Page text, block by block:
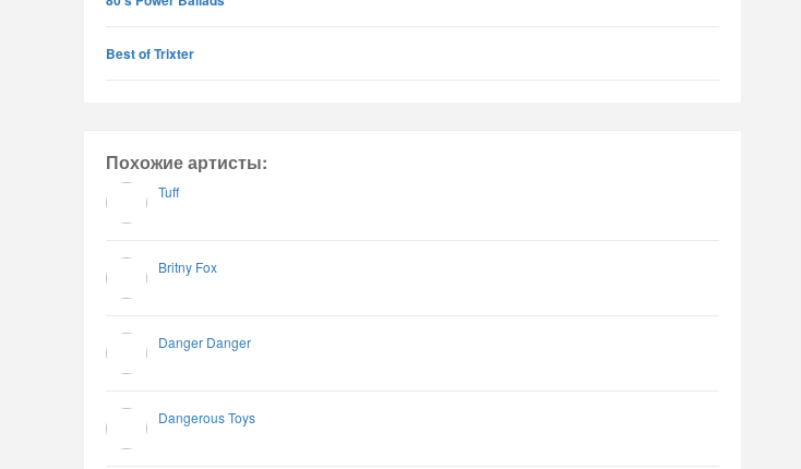
Best of Trixter
Похожие артисты:
Tuff
Britny Fox
Danger Danger
Dangerous Toys